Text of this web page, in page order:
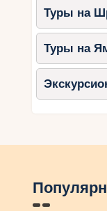
посетить
— это
семьи!
Туры на
Туры на